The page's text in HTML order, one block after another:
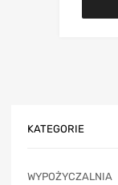
KATEGORIE
WYPOŻYCZALNIA